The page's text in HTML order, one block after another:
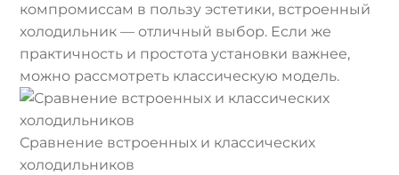
компромиссам в пользу эстетики, встроенный
холодильник — отличный выбор. Если же
практичность и простота установки важнее,
можно рассмотреть классическую модель.
Сравнение встроенных и классических
холодильников